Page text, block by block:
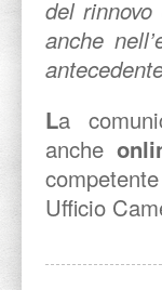
del
anche
La
anche
Ufficio